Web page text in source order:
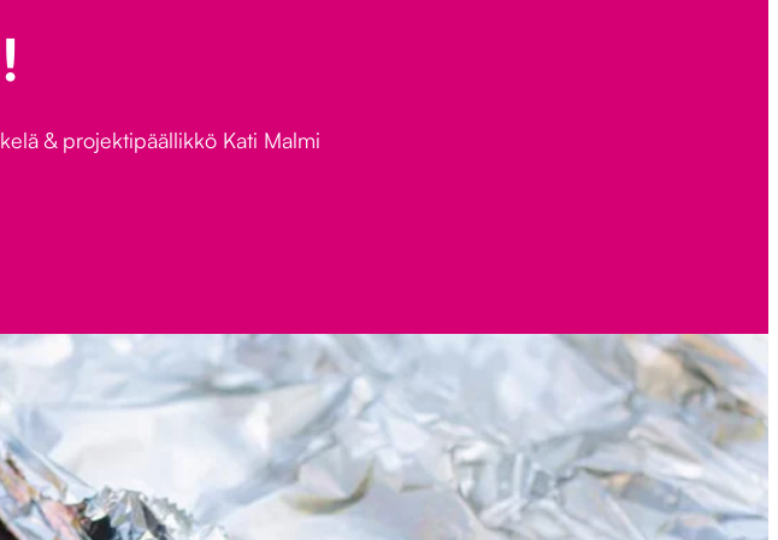
& projektipäällikkö Kati Malmi